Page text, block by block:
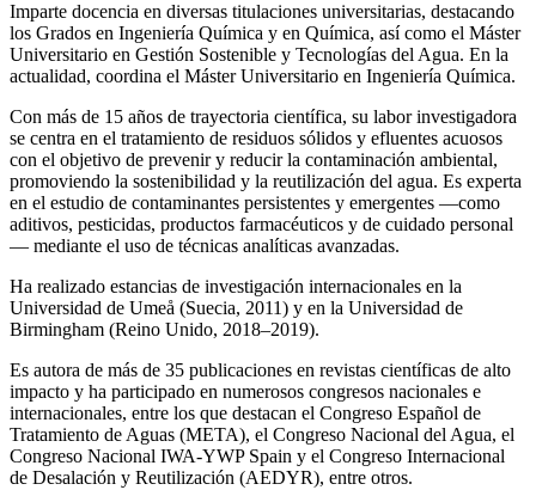
Imparte docencia en diversas titulaciones universitarias, destacando
los Grados en Ingeniería Química y en Química, así como el Máster
Universitario en Gestión Sostenible y Tecnologías del Agua. En la
actualidad, coordina el Máster Universitario en Ingeniería Química.
Con más de 15 años de trayectoria científica, su labor investigadora
se centra en el tratamiento de residuos sólidos y efluentes acuosos
con el objetivo de prevenir y reducir la contaminación ambiental,
promoviendo la sostenibilidad y la reutilización del agua. Es experta
en el estudio de contaminantes persistentes y emergentes —como
aditivos, pesticidas, productos farmacéuticos y de cuidado personal
— mediante el uso de técnicas analíticas avanzadas.
Ha realizado estancias de investigación internacionales en la
Universidad de Umeå (Suecia, 2011) y en la Universidad de
Birmingham (Reino Unido, 2018–2019).
Es autora de más de 35 publicaciones en revistas científicas de alto
impacto y ha participado en numerosos congresos nacionales e
internacionales, entre los que destacan el Congreso Español de
Tratamiento de Aguas (META), el Congreso Nacional del Agua, el
Congreso Nacional IWA‑YWP Spain y el Congreso Internacional
de Desalación y Reutilización (AEDYR), entre otros.